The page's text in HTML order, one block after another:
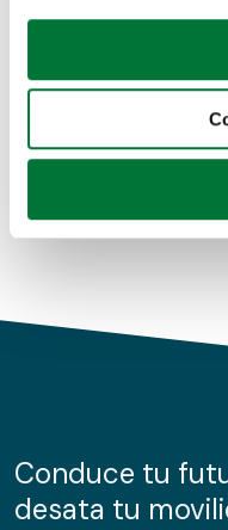
Si lo permite, también
Recopilar
Identificar su
para buscar
Obtenga más
de cookies.
información sobre el
nuestros partners de
Coches de segunda
Coches de km0
Conduce tu
desata tu